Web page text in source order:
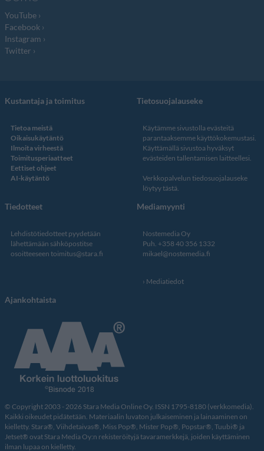
YouTube
Facebook
Instagram
Twitter
Kustantaja ja toimitus
Tietoa meistä
Oikaisukäytäntö
Ilmoita virheestä
Toimitusperiaatteet
Eettiset ohjeet
AI-käytäntö
Tietosuojalauseke
Käytämme sivustolla evästeitä
parantaaksemme käyttökokemustasi.
Käyttämällä sivustoa hyväksyt
evästeiden tallentamisen laitteellesi.
Verkkopalvelun tiedosuojalauseke
löytyy tästä
Tiedotteet
Lehdistötiedotteet pyydetään
lähettämään sähköpostitse
osoitteeseen toimitus@stara.fi
Mediamyynti
Nostemedia Oy
Puh. +358 40 356 1332
mikael@nostemedia.fi
Mediatiedot
Ajankohtaista
© Copyright 2003 - 2026 Stara Media Online Oy. ISSN 1795-8180 (verkkomedia).
Kaikki oikeudet pidätetään. Materiaalin luvaton julkaiseminen ja lainaaminen on
kielletty. Stara®, Viihdetaivas®, Miss Pop®, Mister Pop®, Popstar®, Tuubi® ja
Jetset® ovat Stara Media Oy:n rekisteröityjä tavaramerkkejä, joiden käyttäminen
ilman lupaa on kielletty.